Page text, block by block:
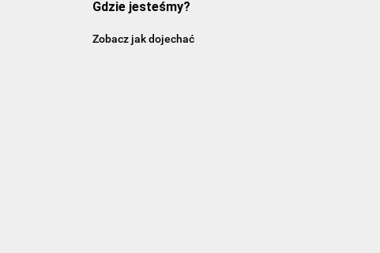
Gdzie jesteśmy?
Zobacz jak dojechać